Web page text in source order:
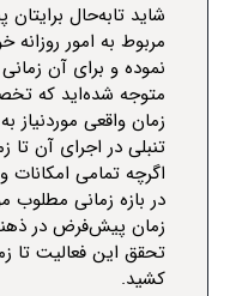
شاید تابه‌حال برایتان
مربوط به امور روزانه خود
نموده و برای آن زمانی
متوجه شده‌اید که
زمان واقعی موردنیاز به
تنبلی در اجرای آن تا
اگرچه تمامی امکانات
در بازه زمانی مطلوب
زمان پیش‌فرض در
تحقق این فعالیت تا زمان
کشید.